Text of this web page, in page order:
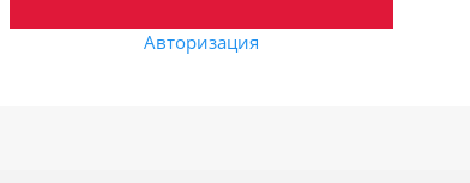
Авторизация